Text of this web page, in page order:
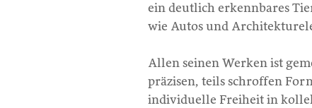
ein deutlich erkennbares
wie Autos und
Allen seinen Werken ist
präzisen, teils schroffen
individuelle Freiheit in